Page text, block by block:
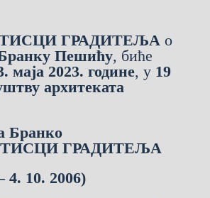
ГРАДИТЕЉАо
Пешићу, биће
маја 2023. године, у 19
архитеката
Бранко
ГРАДИТЕЉА
4. 10. 2006)